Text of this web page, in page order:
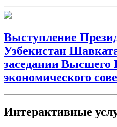
Выступление
Узбекистан
заседании Высшего
экономического
Интерактивные